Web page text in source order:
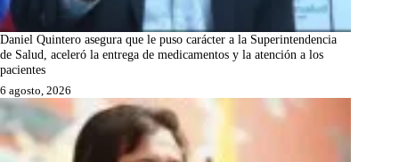
Daniel Quintero asegura que le puso carácter a la Superintendencia
de Salud, aceleró la entrega de medicamentos y la atención a los
pacientes
6 agosto, 2026